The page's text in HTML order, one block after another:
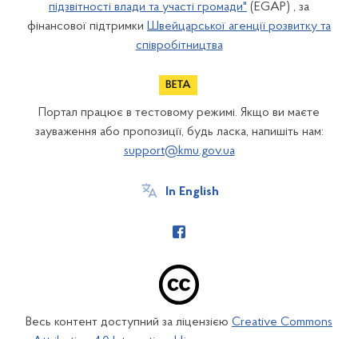
підзвітності влади та участі громади" (EGAP) , за
фінансової підтримки Швейцарської агенції розвитку та
співробітництва
Портал працює в тестовому режимі. Якщо ви маєте
зауваження або пропозиції, будь ласка, напишіть нам:
support@kmu.gov.ua
In English
Весь контент доступний за ліцензією Creative Commons